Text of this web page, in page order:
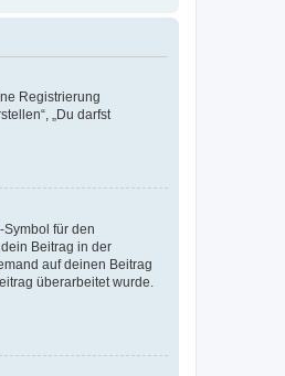
Registrierung
„Du darfst
für den
Beitrag in der
auf deinen Beitrag
überarbeitet wurde.